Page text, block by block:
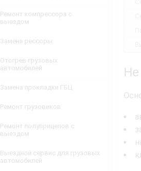
Ремонт компрессора с
выездом
Замена рессоры
Отогрев грузовых
автомобилей
Замена прокладки ГБЦ
Ремонт грузовиков
Ремонт полуприцепов с
выездом
Выездной сервис для грузовых
автомобилей
Не